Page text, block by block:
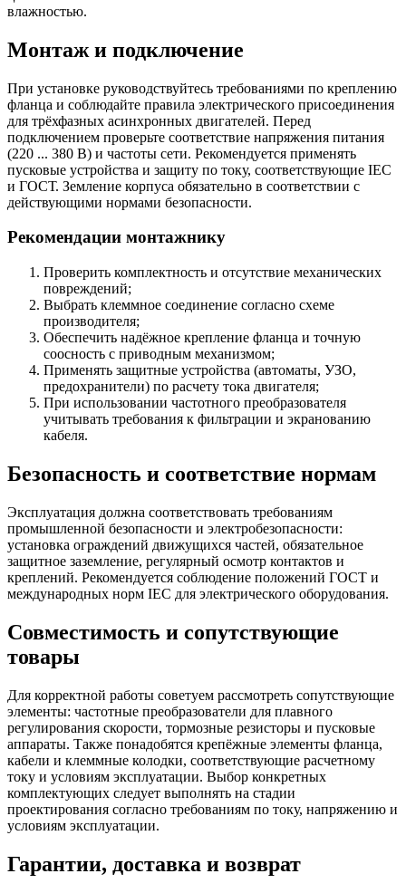
влажностью.
Монтаж и подключение
При установке руководствуйтесь требованиями по креплению
фланца и соблюдайте правила электрического присоединения
для трёхфазных асинхронных двигателей. Перед
подключением проверьте соответствие напряжения питания
(220 ... 380 В) и частоты сети. Рекомендуется применять
пусковые устройства и защиту по току, соответствующие IEC
и ГОСТ. Земление корпуса обязательно в соответствии с
действующими нормами безопасности.
Рекомендации монтажнику
Проверить комплектность и отсутствие механических
повреждений;
Выбрать клеммное соединение согласно схеме
производителя;
Обеспечить надёжное крепление фланца и точную
соосность с приводным механизмом;
Применять защитные устройства (автоматы, УЗО,
предохранители) по расчету тока двигателя;
При использовании частотного преобразователя
учитывать требования к фильтрации и экранованию
кабеля.
Безопасность и соответствие нормам
Эксплуатация должна соответствовать требованиям
промышленной безопасности и электробезопасности:
установка ограждений движущихся частей, обязательное
защитное заземление, регулярный осмотр контактов и
креплений. Рекомендуется соблюдение положений ГОСТ и
международных норм IEC для электрического оборудования.
Совместимость и сопутствующие
товары
Для корректной работы советуем рассмотреть сопутствующие
элементы: частотные преобразователи для плавного
регулирования скорости, тормозные резисторы и пусковые
аппараты. Также понадобятся крепёжные элементы фланца,
кабели и клеммные колодки, соответствующие расчетному
току и условиям эксплуатации. Выбор конкретных
комплектующих следует выполнять на стадии
проектирования согласно требованиям по току, напряжению и
условиям эксплуатации.
Гарантии, доставка и возврат